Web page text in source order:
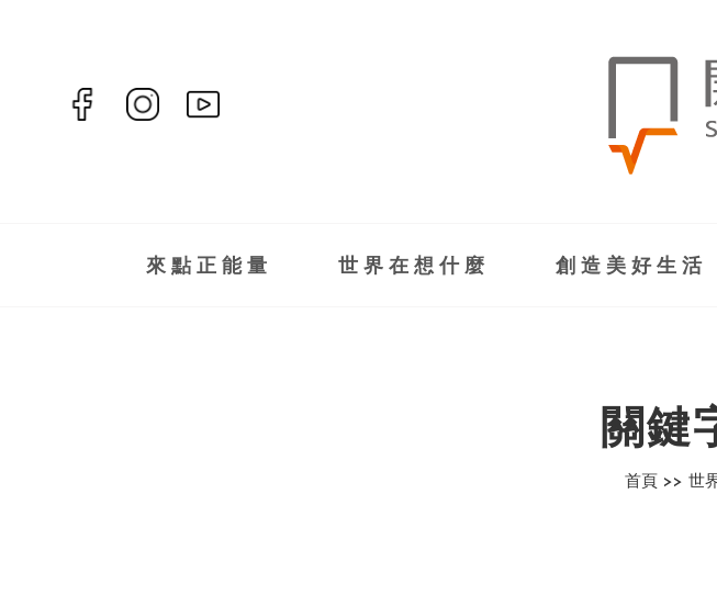
來點正能量 世界在想什麼 創造美好生活
關鍵
首頁 >> 世